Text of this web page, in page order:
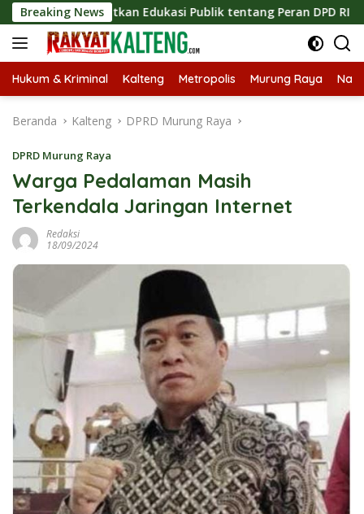
Langsung
ke
konten
Breaking NewsEdukasi Publik tentang Peran DPD RI
Hukum & Kriminal Kalteng Metropolis Murung Raya
Beranda Kalteng DPRD Murung Raya
DPRD Murung Raya
Warga Pedalaman Masih
Terkendala Jaringan Internet
Redaksi
18/09/2024